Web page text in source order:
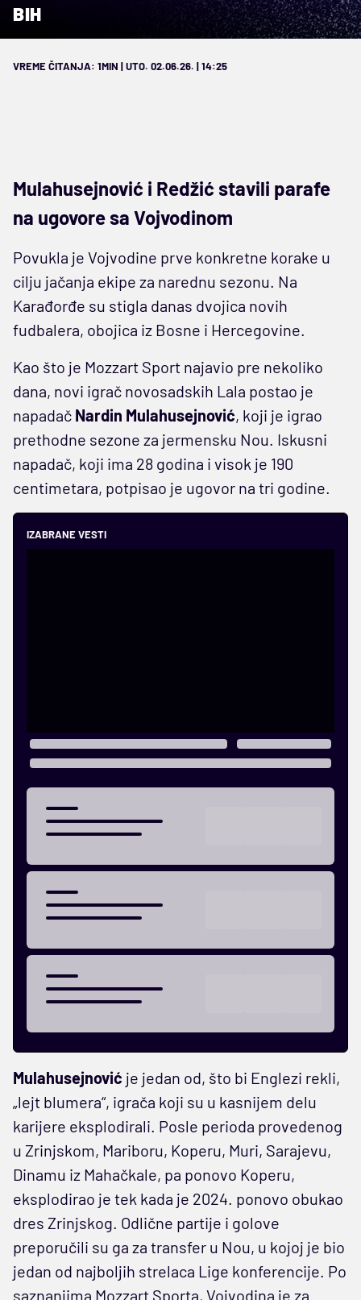
BIH
VREME ČITANJA: 1MIN | UTO. 02.06.26. | 14:25
Mulahusejnović i Redžić stavili parafe
na ugovore sa Vojvodinom
Povukla je Vojvodine prve konkretne korake u
cilju jačanja ekipe za narednu sezonu. Na
Karađorđe su stigla danas dvojica novih
fudbalera, obojica iz Bosne i Hercegovine.
Kao što je Mozzart Sport najavio pre nekoliko
dana, novi igrač novosadskih Lala postao je
napadač Nardin Mulahusejnović, koji je igrao
prethodne sezone za jermensku Nou. Iskusni
napadač, koji ima 28 godina i visok je 190
centimetara, potpisao je ugovor na tri godine.
IZABRANE VESTI
Mulahusejnović je jedan od, što bi Englezi rekli,
„lejt blumera“, igrača koji su u kasnijem delu
karijere eksplodirali. Posle perioda provedenog
u Zrinjskom, Mariboru, Koperu, Muri, Sarajevu,
Dinamu iz Mahačkale, pa ponovo Koperu,
eksplodirao je tek kada je 2024. ponovo obukao
dres Zrinjskog. Odlične partije i golove
preporučili su ga za transfer u Nou, u kojoj je bio
jedan od najboljih strelaca Lige konferencije. Po
saznanjima Mozzart Sporta, Vojvodina je za